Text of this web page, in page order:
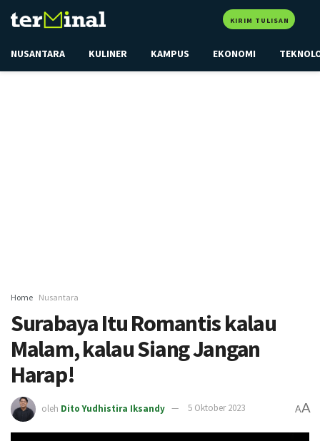
KIRIM TULISAN
NUSANTARA KULINER KAMPUS EKONOMI
Home Nusantara
Surabaya Itu Romantis kalau
Malam, kalau Siang Jangan
Harap!
oleh Dito Yudhistira Iksandy 5 Oktober 2023 AA